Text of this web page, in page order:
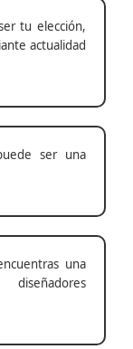
tu elección,
actualidad
ser una
una